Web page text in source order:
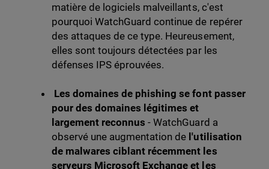
matière de logiciels malveillants, c'est
pourquoi WatchGuard continue de repérer
des attaques de ce type. Heureusement,
elles sont toujours détectées par les
défenses IPS éprouvées.
Les domaines de phishing se font passer
pour des domaines légitimes et
largement reconnus- WatchGuard a
observé une augmentation de l'utilisation
de malwares ciblant récemment les
serveurs Microsoft Exchange et les